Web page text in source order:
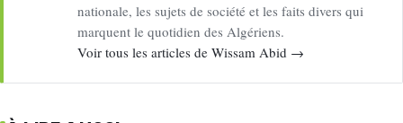
nationale, les sujets de société et les faits divers qui
marquent le quotidien des Algériens.
Voir tous les articles de Wissam Abid →